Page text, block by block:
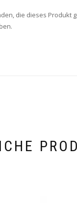
die dieses Produkt